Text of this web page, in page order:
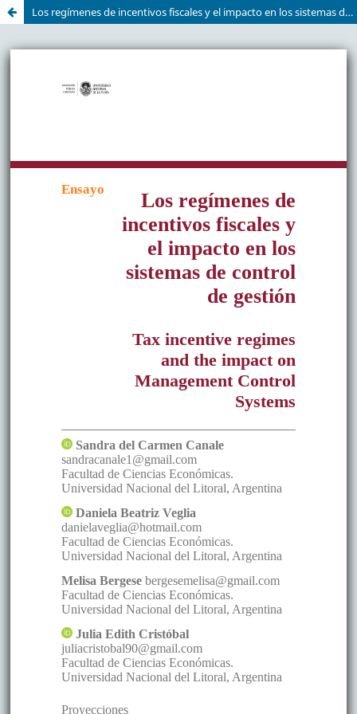
Los regímenes de incentivos fiscales y el impacto en los sistemas de control de gestión